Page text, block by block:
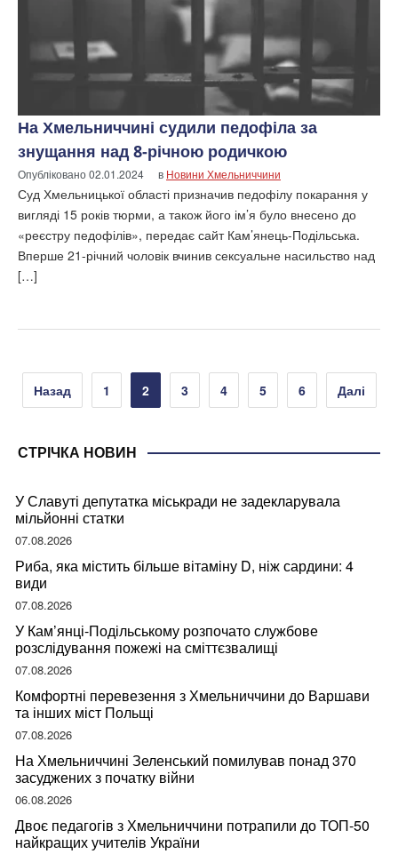
На Хмельниччині судили педофіла за
знущання над 8-річною родичкою
Опубліковано02.01.2024 в Новини Хмельниччини
Суд Хмельницької області призначив педофілу покарання у
вигляді 15 років тюрми, а також його ім’я було внесено до
«реєстру педофілів», передає сайт Кам’янець-Подільська.
Вперше 21-річний чоловік вчинив сексуальне насильство над
[…]
Пагінація
записів
Назад 1 2 3 4 5 6 Далі
СТРІЧКА НОВИН
У Славуті депутатка міськради не задекларувала
мільйонні статки
07.08.2026
Риба, яка містить більше вітаміну D, ніж сардини: 4
види
07.08.2026
У Кам’янці-Подільському розпочато службове
розслідування пожежі на сміттєзвалищі
07.08.2026
Комфортні перевезення з Хмельниччини до Варшави
та інших міст Польщі
07.08.2026
На Хмельниччині Зеленський помилував понад 370
засуджених з початку війни
06.08.2026
Двоє педагогів з Хмельниччини потрапили до ТОП-50
найкращих учителів України